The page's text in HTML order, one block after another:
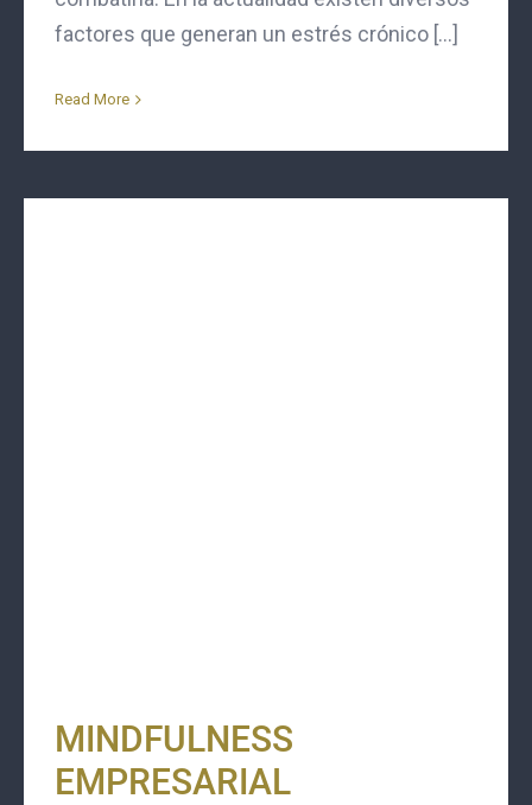
factores que generan un estrés crónico [...]
Read More
MINDFULNESS
EMPRESARIAL